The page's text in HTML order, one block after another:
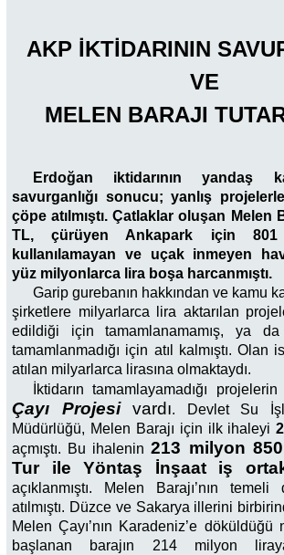
AKP İKTİDARININ
VE
MELEN BARAJI
Erdoğan iktidarının yandaş
savurganlığı sonucu; yanlış
çöpe atılmıştı. Çatlaklar oluşan Melen
TL, çürüyen Ankapark için
kullanılamayan ve uçak inmeyen
yüz milyonlarca lira boşa harcanmıştı.
Garip gurebanın hakkından ve kamu
şirketlere milyarlarca lira aktarılan
edildiği için tamamlanamamış, ya
tamamlanmadığı için atıl kalmıştı. Olan
atılan milyarlarca lirasına olmaktaydı.
İktidarın tamamlayamadığı
Çayı Projesivardı. Devlet Su
Müdürlüğü, Melen Barajı için ilk ihaleyi
açmıştı. Bu ihalenin213 milyon
Tur ile Yöntaş İnşaat iş
açıklanmıştı. Melen Barajı’nın
atılmıştı. Düzce ve Sakarya illerini
Melen Çayı’nın Karadeniz’e döküldüğü
başlanan barajın 214 milyon